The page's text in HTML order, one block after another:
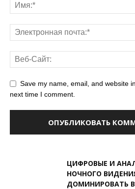
Save my name, email, and website
next time I comment.
ЦИФРОВЫЕ И
НОЧНОГО
ДОМИНИРОВАТЬ